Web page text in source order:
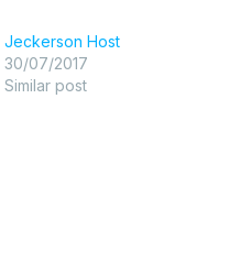
Jeckerson Host
30/07/2017
Similar post